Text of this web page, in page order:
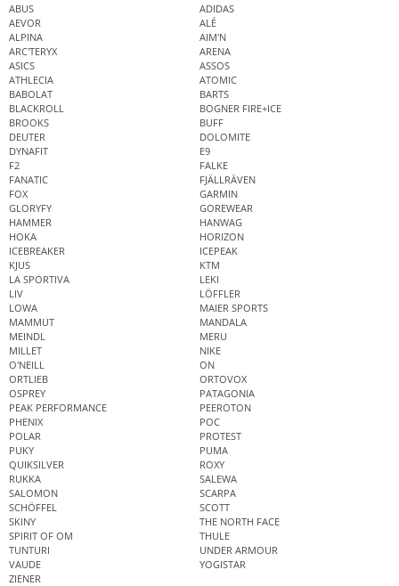
ABUS
ADIDAS
AEVOR
ALÉ
ALPINA
AIM'N
ARC'TERYX
ARENA
ASICS
ASSOS
ATHLECIA
ATOMIC
BABOLAT
BARTS
BLACKROLL
BOGNER FIRE+ICE
BROOKS
BUFF
DEUTER
DOLOMITE
DYNAFIT
E9
F2
FALKE
FANATIC
FJÄLLRÄVEN
FOX
GARMIN
GLORYFY
GOREWEAR
HAMMER
HANWAG
HOKA
HORIZON
ICEBREAKER
ICEPEAK
KJUS
KTM
LA SPORTIVA
LEKI
LIV
LÖFFLER
LOWA
MAIER SPORTS
MAMMUT
MANDALA
MEINDL
MERU
MILLET
NIKE
O'NEILL
ON
ORTLIEB
ORTOVOX
OSPREY
PATAGONIA
PEAK PERFORMANCE
PEEROTON
PHENIX
POC
POLAR
PROTEST
PUKY
PUMA
QUIKSILVER
ROXY
RUKKA
SALEWA
SALOMON
SCARPA
SCHÖFFEL
SCOTT
SKINY
THE NORTH FACE
SPIRIT OF OM
THULE
TUNTURI
UNDER ARMOUR
VAUDE
YOGISTAR
ZIENER